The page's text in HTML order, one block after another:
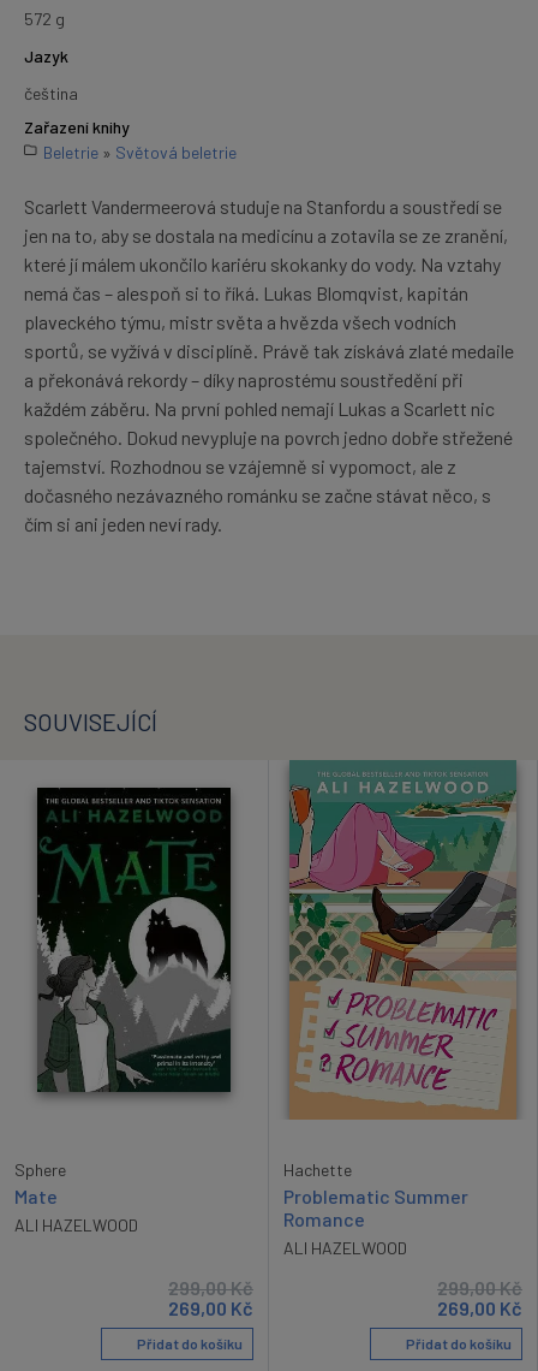
572 g
Jazyk
čeština
Zařazení knihy
Beletrie » Světová beletrie
Scarlett Vandermeerová studuje na Stanfordu a soustředí se
jen na to, aby se dostala na medicínu a zotavila se ze zranění,
které jí málem ukončilo kariéru skokanky do vody. Na vztahy
nemá čas – alespoň si to říká. Lukas Blomqvist, kapitán
plaveckého týmu, mistr světa a hvězda všech vodních
sportů, se vyžívá v disciplíně. Právě tak získává zlaté medaile
a překonává rekordy – díky naprostému soustředění při
každém záběru. Na první pohled nemají Lukas a Scarlett nic
společného. Dokud nevypluje na povrch jedno dobře střežené
tajemství. Rozhodnou se vzájemně si vypomoct, ale z
dočasného nezávazného románku se začne stávat něco, s
čím si ani jeden neví rady.
SOUVISEJÍCÍ
Sphere
Mate
ALI HAZELWOOD
299,00Kč
269,00 Kč
Přidat do košíku
Hachette
Problematic Summer
Romance
ALI HAZELWOOD
299,00Kč
269,00 Kč
Přidat do košíku